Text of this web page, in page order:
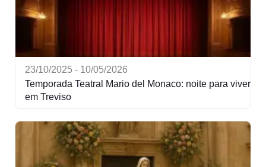
23/10/2025 - 10/05/2026
Temporada Teatral Mario del Monaco: noite para viver
em Treviso